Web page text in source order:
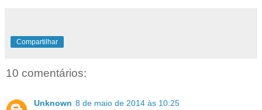
Compartilhar
10 comentários:
Unknown 8 de maio de 2014 às 10:25